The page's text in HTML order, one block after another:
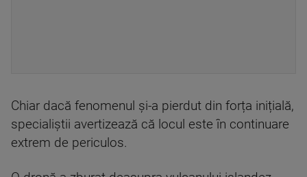
Chiar dacă fenomenul și-a pierdut din forța inițială,
specialiștii avertizează că locul este în continuare
extrem de periculos.